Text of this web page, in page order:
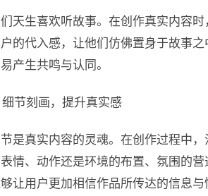
天生喜欢听故事。在创作真实内容
的代入感，让他们仿佛置身于故事
产生共鸣与认同。
节刻画，提升真实感
是真实内容的灵魂。在创作过程中
情、动作还是环境的布置、氛围的
让用户更加相信作品所传达的信息与